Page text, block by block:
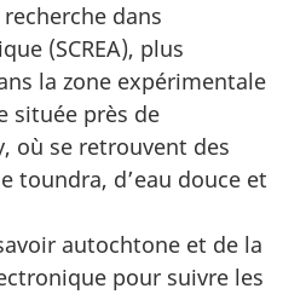
dans
(SCREA), plus
la zone expérimentale
située près de
où se retrouvent des
toundra, d’eau douce et
autochtone et de la
pour suivre les